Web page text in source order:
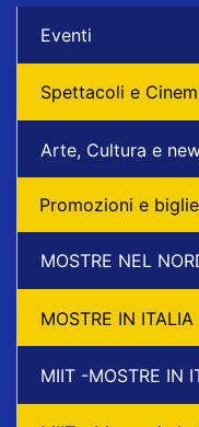
Eventi
Spettacoli e
Arte, Cultura e
Promozioni e
MOSTRE NEL
MOSTRE IN
MIIT -MOSTRE IN